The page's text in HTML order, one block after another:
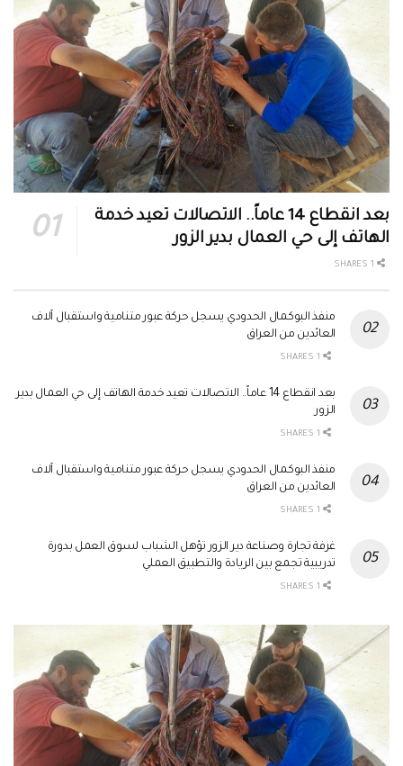
بعد انقطاع 14 عاماً.. الاتصالات تعيد خدمة
الهاتف إلى حي العمال بدير الزور
منفذ البوكمال الحدودي يسجل حركة عبور متنامية واستقبال آلاف
العائدين من العراق
بعد انقطاع 14 عاماً.. الاتصالات تعيد خدمة الهاتف إلى حي العمال بدير
الزور
منفذ البوكمال الحدودي يسجل حركة عبور متنامية واستقبال آلاف
العائدين من العراق
غرفة تجارة وصناعة دير الزور تؤهل الشباب لسوق العمل بدورة
تدريبية تجمع بين الريادة والتطبيق العملي